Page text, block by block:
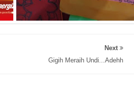
Next
Gigih Meraih Undi...Adehh